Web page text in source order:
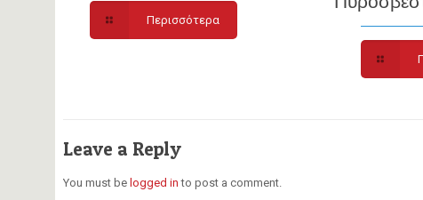
Περισσότερα
Leave a Reply
You must be logged in to post a comment.